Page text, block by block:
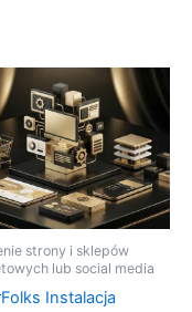
strony i sklepów
lub social media
Instalacja